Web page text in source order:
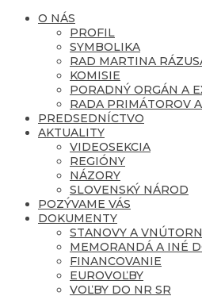
O NÁS
PROFIL
SYMBOLIKA
RAD MARTINA
KOMISIE
PORADNÝ ORGÁN A
RADA PRIMÁTOROV
PREDSEDNÍCTVO
AKTUALITY
VIDEOSEKCIA
REGIÓNY
NÁZORY
SLOVENSKÝ NÁROD
POZÝVAME VÁS
DOKUMENTY
STANOVY A
MEMORANDÁ A INÉ
FINANCOVANIE
EUROVOĽBY
VOĽBY DO NR SR